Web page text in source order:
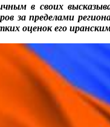
в своих
за пределами
оценок его